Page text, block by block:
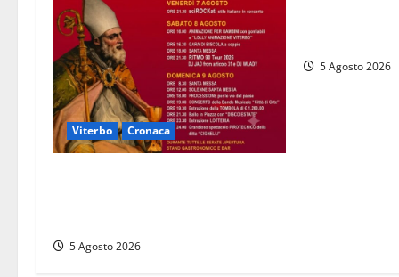
Viterbo Cronaca
5 Agosto 2026
5 Agosto 2026